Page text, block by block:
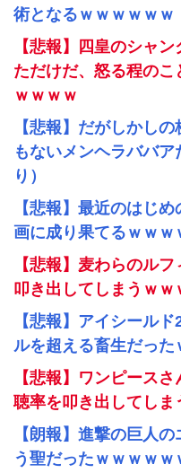
術となるｗｗｗｗｗｗ
【悲報】四皇のシャ
ただけだ、怒る程の
ｗｗｗｗ
【悲報】だがしかし
もないメンヘラババ
り）
【悲報】最近のはじ
画に成り果てるｗｗｗ
【悲報】麦わらのル
叩き出してしまうｗｗ
【悲報】アイシール
ルを超える畜生だった
【悲報】ワンピース
聴率を叩き出してしま
【朗報】進撃の巨人
う聖だったｗｗｗｗｗ